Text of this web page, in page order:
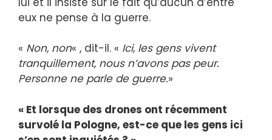
eux ne pense à la guerre.
« Non, non« , dit-il. « Ici, les gens vivent
tranquillement, nous n’avons pas peur.
Personne ne parle de guerre.»
« Et lorsque des drones ont récemment
survolé la Pologne, est-ce que les gens ici